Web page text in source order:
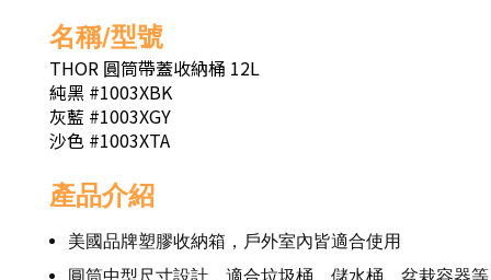
名稱/型號
THOR 圓筒帶蓋收納桶 12L
純黑 #1003XBK
灰藍 #1003XGY
沙色 #1003XTA
產品介紹
美國品牌塑膠收納箱，戶外室內皆適合使用